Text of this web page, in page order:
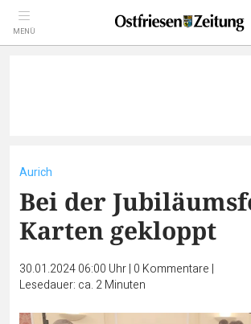
MENÜ
Aurich
Bei der
Karten gekloppt
30.01.2024 06:00 Uhr| 0 Kommentare |
Lesedauer: ca. 2 Minuten